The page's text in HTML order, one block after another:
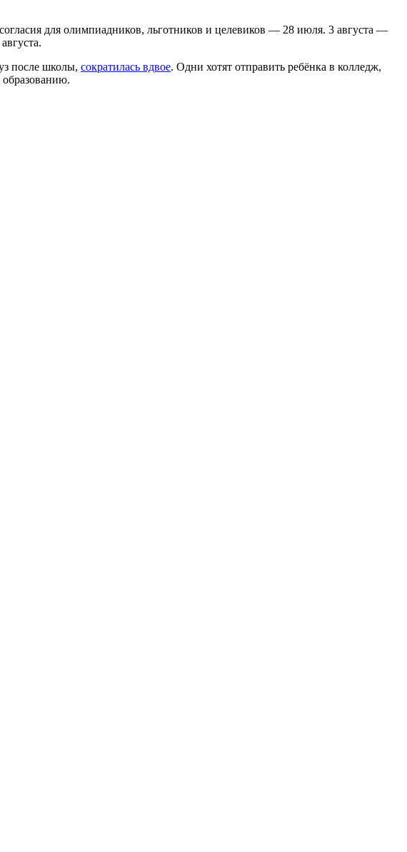
для олимпиадников, льготников и целевиков — 28 июля. 3 августа —
после школы, сократилась вдвое. Одни хотят отправить ребёнка в колледж,
образованию.